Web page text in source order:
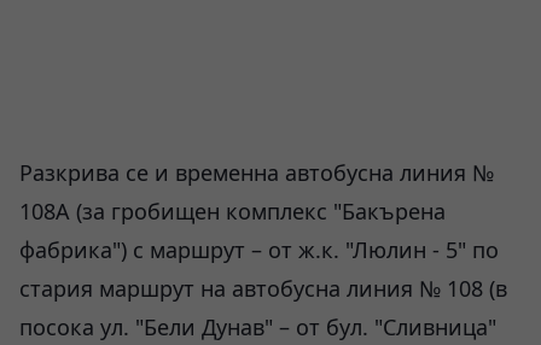
Разкрива се и временна автобусна линия №
108А (за гробищен комплекс "Бакърена
фабрика") с маршрут – от ж.к. "Люлин - 5" по
стария маршрут на автобусна линия № 108 (в
посока ул. "Бели Дунав" – от бул. "Сливница"